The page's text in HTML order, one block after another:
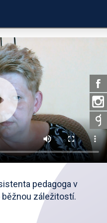
pedagoga v
záležitostí.